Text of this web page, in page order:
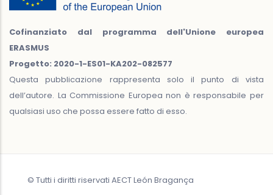
Cofinanziato dal programma dell'Unione europea
ERASMUS
Progetto: 2020-1-ES01-KA202-082577
Questa pubblicazione rappresenta solo il punto di vista
dell’autore. La Commissione Europea non è responsabile per
qualsiasi uso che possa essere fatto di esso.
© Tutti i diritti riservati AECT León Bragança